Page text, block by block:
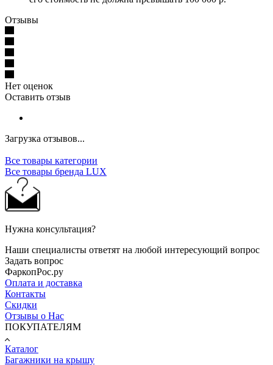
Отзывы
Нет оценок
Оставить отзыв
Загрузка отзывов...
Все товары категории
Все товары бренда LUX
Нужна консультация?
Наши специалисты ответят на любой интересующий вопрос
Задать вопрос
ФаркопРос.ру
Оплата и доставка
Контакты
Скидки
Отзывы о Нас
ПОКУПАТЕЛЯМ
Каталог
Багажники на крышу